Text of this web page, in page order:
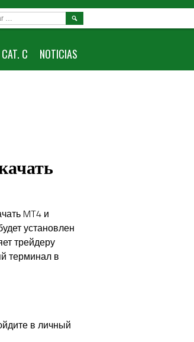
C NOTICIAS
BUSCAR:
MT4 и
установлен
трейдеру
терминал в
в личный